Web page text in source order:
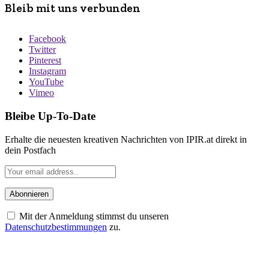
Bleib mit uns verbunden
Facebook
Twitter
Pinterest
Instagram
YouTube
Vimeo
Bleibe Up-To-Date
Erhalte die neuesten kreativen Nachrichten von IPIR.at direkt in
dein Postfach
Mit der Anmeldung stimmst du unseren
Datenschutzbestimmungen zu.